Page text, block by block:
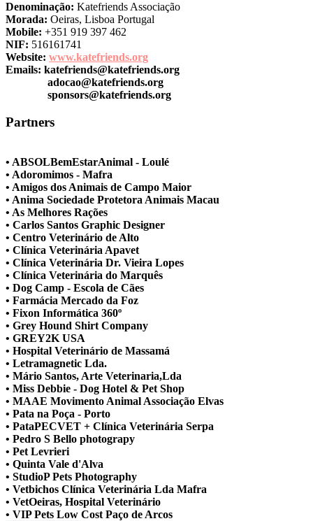
Denominação: Katefriends Associação
Morada: Oeiras, Lisboa Portugal
Mobile: +351 919 397 462
NIF: 516161741
Website: www.katefriends.org
Emails: katefriends@katefriends.org
adocao@katefriends.org
sponsors@katefriends.org
Partners
• ABSOLBemEstarAnimal - Loulé
• Adoromimos - Mafra
• Amigos dos Animais de Campo Maior
• Anima Sociedade Protetora Animais Macau
• As Melhores Rações
• Carlos Santos Graphic Designer
• Centro Veterinário de Alto
• Clínica Veterinária Apavet
• Clínica Veterinária Dr. Vieira Lopes
• Clínica Veterinária do Marquês
• Dog Camp - Escola de Cães
• Farmácia Mercado da Foz
• Fixon Informática 360º
• Grey Hound Shirt Company
• GREY2K USA
• Hospital Veterinário de Massamá
• Letramagnetic Lda.
• Mário Santos, Arte Veterinaria,Lda
• Miss Debbie - Dog Hotel & Pet Shop
• MAAE Movimento Animal Associação Elvas
• Pata na Poça - Porto
• PataPECVET + Clínica Veterinária Serpa
• Pedro S Bello photograpy
• Pet Levrieri
• Quinta Vale d'Alva
• StudioP Pets Photography
• Vetbichos Clínica Veterinária Lda Mafra
• VetOeiras, Hospital Veterinário
• VIP Pets Low Cost Paço de Arcos